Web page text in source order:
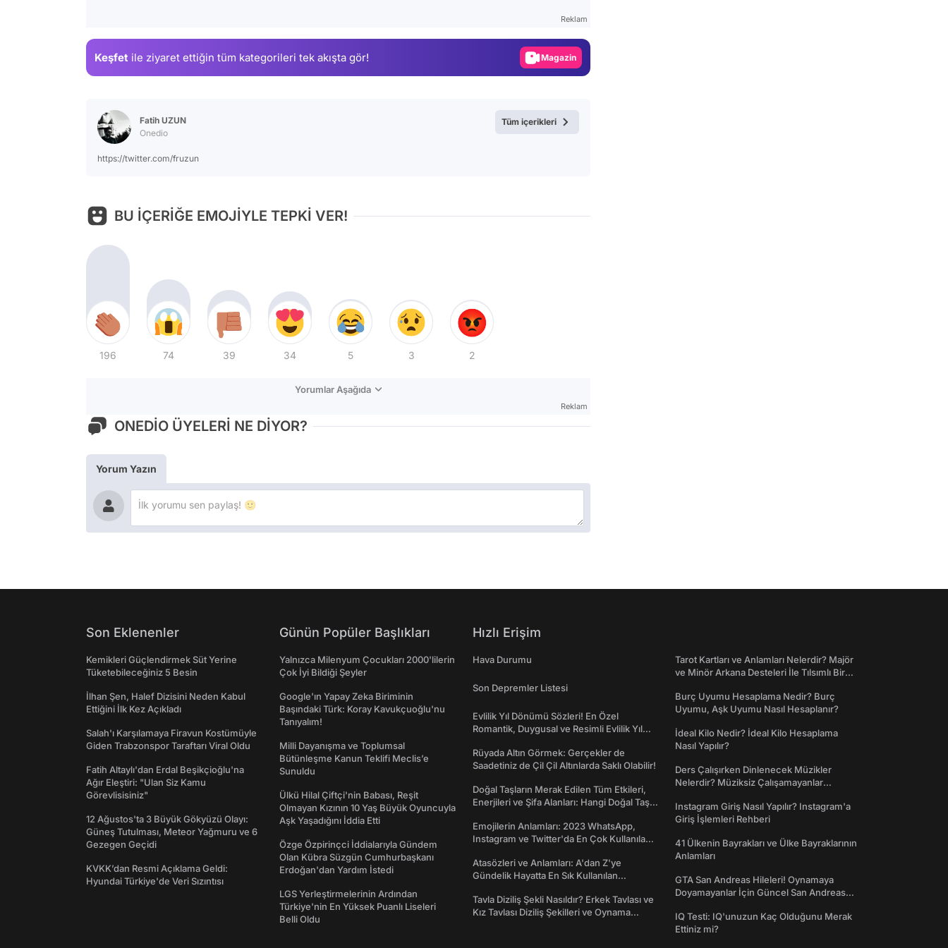
Reklam
Keşfet ile ziyaret ettiğin tüm kategorileri tek akışta gör! Magazin
Fatih UZUN
Onedio
https://twitter.com/fruzun
Tüm içerikleri
BU İÇERİĞE EMOJİYLE TEPKİ VER!
196 74 39 34 5 3 2
Yorumlar Aşağıda
Reklam
ONEDİO ÜYELERİ NE DİYOR?
Yorum Yazın
Son Eklenenler
Kemikleri Güçlendirmek Süt Yerine
Tüketebileceğiniz 5 Besin
İlhan Şen, Halef Dizisini Neden Kabul
Ettiğini İlk Kez Açıkladı
Salah'ı Karşılamaya Firavun Kostümüyle
Giden Trabzonspor Taraftarı Viral Oldu
Fatih Altaylı'dan Erdal Beşikçioğlu'na
Ağır Eleştiri: "Ulan Siz Kamu
Görevlisisiniz"
12 Ağustos'ta 3 Büyük Gökyüzü Olayı:
Güneş Tutulması, Meteor Yağmuru ve 6
Gezegen Geçidi
KVKK’dan Resmi Açıklama Geldi:
Hyundai Türkiye'de Veri Sızıntısı
Günün Popüler Başlıkları
Yalnızca Milenyum Çocukları 2000'lilerin
Çok İyi Bildiği Şeyler
Google'ın Yapay Zeka Biriminin
Başındaki Türk: Koray Kavukçuoğlu'nu
Tanıyalım!
Milli Dayanışma ve Toplumsal
Bütünleşme Kanun Teklifi Meclis’e
Sunuldu
Ülkü Hilal Çiftçi'nin Babası, Reşit
Olmayan Kızının 10 Yaş Büyük Oyuncuyla
Aşk Yaşadığını İddia Etti
Özge Özpirinçci İddialarıyla Gündem
Olan Kübra Süzgün Cumhurbaşkanı
Erdoğan'dan Yardım İstedi
LGS Yerleştirmelerinin Ardından
Türkiye'nin En Yüksek Puanlı Liseleri
Belli Oldu
Hızlı Erişim
Hava Durumu
Son Depremler Listesi
Evlilik Yıl Dönümü Sözleri! En Özel
Romantik, Duygusal ve Resimli Evlilik Yıl
Rüyada Altın Görmek: Gerçekler de
Saadetiniz de Çil Çil Altınlarda Saklı Olabilir!
Doğal Taşların Merak Edilen Tüm Etkileri,
Enerjileri ve Şifa Alanları: Hangi Doğal Taş
Emojilerin Anlamları: 2023 WhatsApp,
Instagram ve Twitter'da En Çok Kullanılan
Atasözleri ve Anlamları: A'dan Z'ye
Gündelik Hayatta En Sık Kullanılan
Tavla Diziliş Şekli Nasıldır? Erkek Tavlası ve
Kız Tavlası Diziliş Şekilleri ve Oynama
Tarot Kartları ve Anlamları Nelerdir? Majör
ve Minör Arkana Desteleri İle Tılsımlı Bir
Burç Uyumu Hesaplama Nedir? Burç
Uyumu, Aşk Uyumu Nasıl Hesaplanır?
İdeal Kilo Nedir? İdeal Kilo Hesaplama
Nasıl Yapılır?
Ders Çalışırken Dinlenecek Müzikler
Nelerdir? Müziksiz Çalışamayanlar
Instagram Giriş Nasıl Yapılır? Instagram'a
Giriş İşlemleri Rehberi
41 Ülkenin Bayrakları ve Ülke Bayraklarının
Anlamları
GTA San Andreas Hileleri! Oynamaya
Doyamayanlar İçin Güncel San Andreas
IQ Testi: IQ'unuzun Kaç Olduğunu Merak
Ettiniz mi?